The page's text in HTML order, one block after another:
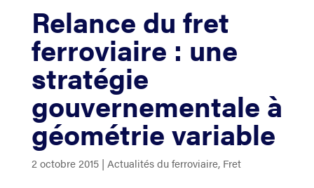
Relance du fret
ferroviaire : une
stratégie
gouvernementale à
géométrie variable
2 octobre 2015| Actualités du ferroviaire, Fret